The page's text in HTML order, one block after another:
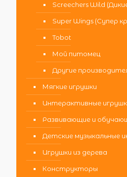
Screechers Wild
Super Wings (Супер
Tobot
Мой питомец
Другие
Мягкие игрушки
Интерактивные
Развивающие и
Детские музыкальные
Игрушки из дерева
Конструкторы